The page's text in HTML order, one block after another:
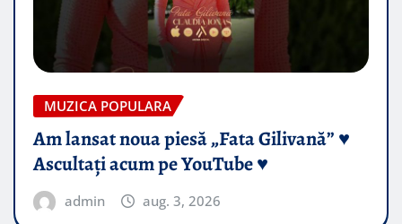
MUZICA POPULARA
Am lansat noua piesă „Fata Gilivană” ♥️
Ascultați acum pe YouTube ♥️
admin aug. 3, 2026